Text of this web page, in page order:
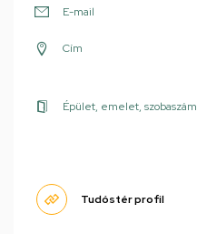
E-mail
Cím
Épület, emelet, szobaszám
Tudóstér profil